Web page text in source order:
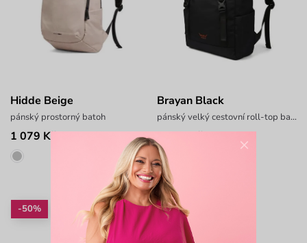
Hidde Beige
pánský prostorný batoh
1 079 Kč
Brayan Black
pánský velký cestovní roll-top batoh
1 223 Kč
-50% -50%
×